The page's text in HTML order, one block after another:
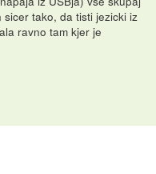
tako, da tisti jezicki iz
ravno tam kjer je